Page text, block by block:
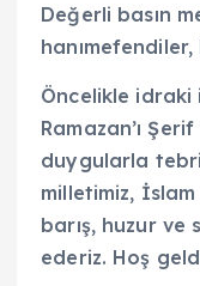
Değerli basın
Öncelikle idraki
Ramazan’ı
duygularla
milletimiz,
barış, huzur
ederiz. Hoş